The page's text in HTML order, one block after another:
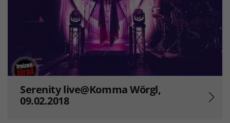
Serenity live@Komma Wörgl,
09.02.2018